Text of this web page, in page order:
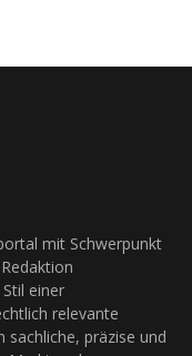
mit Schwerpunkt
einer
relevante
sachliche, präzise und